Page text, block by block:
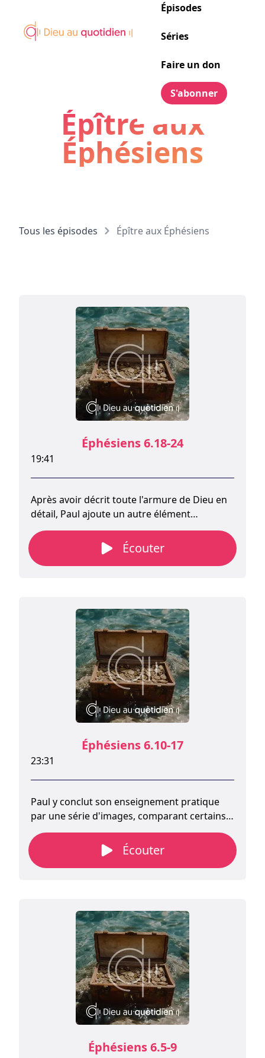
Épisodes
Séries
Faire un don
S'abonner
Épître aux
Éphésiens
Tous les épisodes Épître aux Éphésiens
Éphésiens 6.18-24
19:41
Après avoir décrit toute l'armure de Dieu en
détail, Paul ajoute un autre élément
important du combat spirituel : la prière.
Bien qu'elle ne fasse pas partie de l'armure
spirituelle, elle est essentielle pour
Écouter
Éphésiens 6.10-17
23:31
Paul y conclut son enseignement pratique
par une série d'images, comparant certains
aspects de la foi chrétienne à l'équipement
d'un soldat.
Écouter
Éphésiens 6.5-9